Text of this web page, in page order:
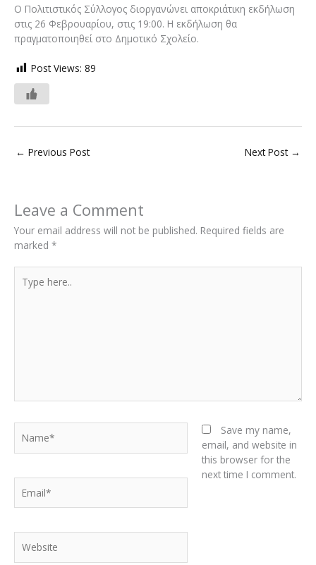
Ο Πολιτιστικός Σύλλογος διοργανώνει αποκριάτικη εκδήλωση
στις 26 Φεβρουαρίου, στις 19:00. Η εκδήλωση θα
πραγματοποιηθεί στο Δημοτικό Σχολείο.
Post Views: 89
← Previous Post Next Post →
Leave a Comment
Your email address will not be published. Required fields are
marked *
here..
Save my name,
email, and website in
this browser for the
next time I comment.